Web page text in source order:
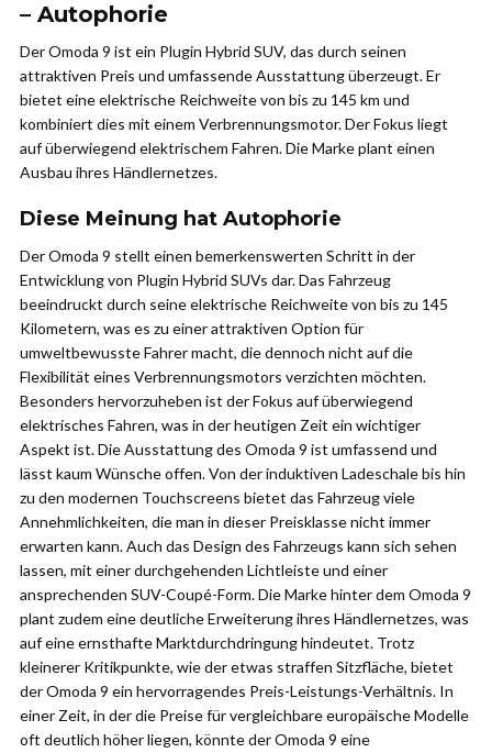
– Autophorie
Der Omoda 9 ist ein Plugin Hybrid SUV, das durch seinen
attraktiven Preis und umfassende Ausstattung überzeugt. Er
bietet eine elektrische Reichweite von bis zu 145 km und
kombiniert dies mit einem Verbrennungsmotor. Der Fokus liegt
auf überwiegend elektrischem Fahren. Die Marke plant einen
Ausbau ihres Händlernetzes.
Diese Meinung hat Autophorie
Der Omoda 9 stellt einen bemerkenswerten Schritt in der
Entwicklung von Plugin Hybrid SUVs dar. Das Fahrzeug
beeindruckt durch seine elektrische Reichweite von bis zu 145
Kilometern, was es zu einer attraktiven Option für
umweltbewusste Fahrer macht, die dennoch nicht auf die
Flexibilität eines Verbrennungsmotors verzichten möchten.
Besonders hervorzuheben ist der Fokus auf überwiegend
elektrisches Fahren, was in der heutigen Zeit ein wichtiger
Aspekt ist. Die Ausstattung des Omoda 9 ist umfassend und
lässt kaum Wünsche offen. Von der induktiven Ladeschale bis hin
zu den modernen Touchscreens bietet das Fahrzeug viele
Annehmlichkeiten, die man in dieser Preisklasse nicht immer
erwarten kann. Auch das Design des Fahrzeugs kann sich sehen
lassen, mit einer durchgehenden Lichtleiste und einer
ansprechenden SUV-Coupé-Form. Die Marke hinter dem Omoda 9
plant zudem eine deutliche Erweiterung ihres Händlernetzes, was
auf eine ernsthafte Marktdurchdringung hindeutet. Trotz
kleinerer Kritikpunkte, wie der etwas straffen Sitzfläche, bietet
der Omoda 9 ein hervorragendes Preis-Leistungs-Verhältnis. In
einer Zeit, in der die Preise für vergleichbare europäische Modelle
oft deutlich höher liegen, könnte der Omoda 9 eine